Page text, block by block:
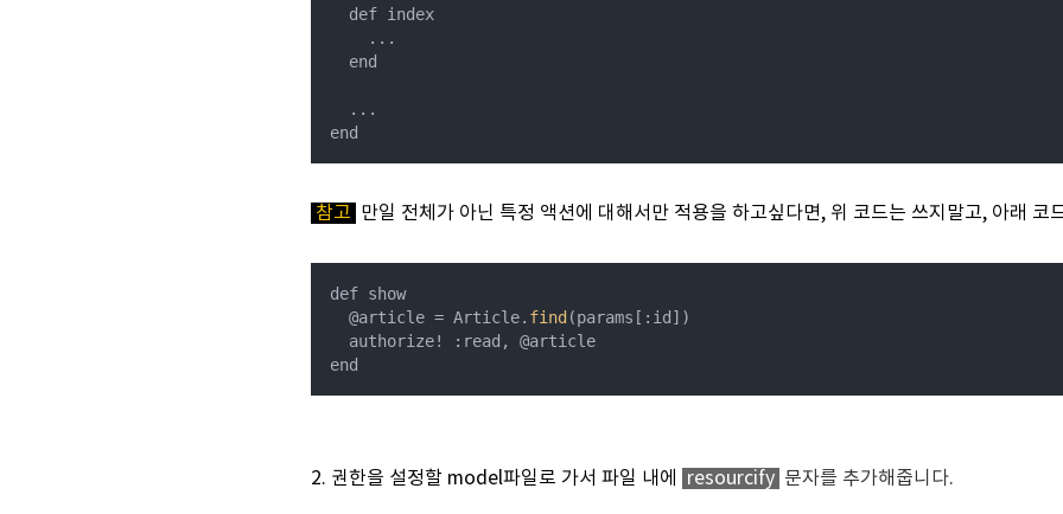
  def index
    ...
  end
  ...
참고 만일 전체가 아닌 특정 액션에 대해서만 적용을 하고싶다면, 위 코드는 쓰지말고, 아래 코
def show
  @article = Article.
find (params[:id])
  authorize! :read, @article
end
2. 권한을 설정할 model파일로 가서 파일 내에 resourcify 문자를 추가해줍니다.